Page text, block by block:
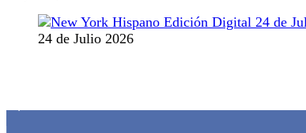
24 de Julio 2026